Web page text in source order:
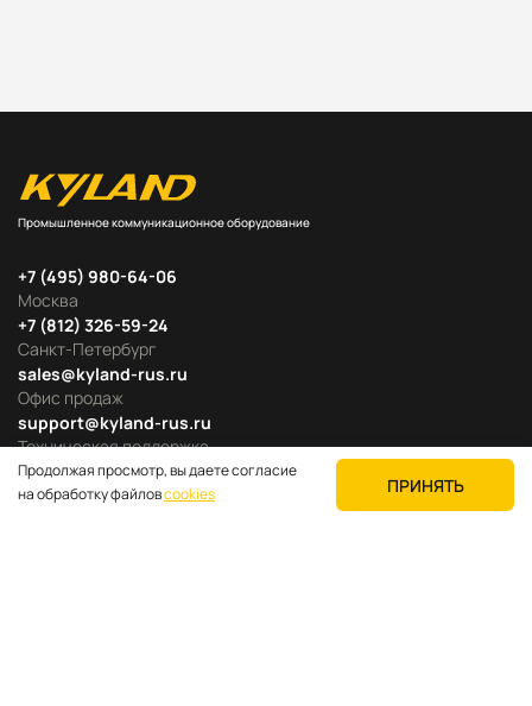
Промышленное коммуникационное оборудование
Москва
+7 (495) 980-64-06
Офис продаж
sales@kyland-rus.ru
Санкт-Петербург
+7 (812) 326-59-24
Техническая поддержка
support@kyland-rus.ru
Продолжая просмотр, вы даете согласие
на обработку файловcookies ПРИНЯТЬ